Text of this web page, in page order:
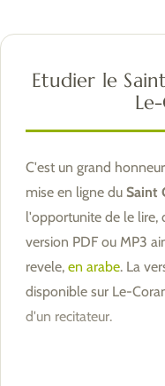
Etudier le
C'est un grand
mise en ligne du Saint
l'opportunite de le lire,
version PDF ou MP3
revele, en arabe. La
disponible sur Le-
d'un recitateur.